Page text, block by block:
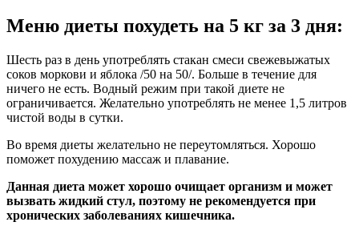
Меню диеты похудеть на 5 кг за 3 дня:
Шесть раз в день употреблять стакан смеси свежевыжатых
соков моркови и яблока /50 на 50/. Больше в течение для
ничего не есть. Водный режим при такой диете не
ограничивается. Желательно употреблять не менее 1,5 литров
чистой воды в сутки.
Во время диеты желательно не переутомляться. Хорошо
поможет похудению массаж и плавание.
Данная диета может хорошо очищает организм и может
вызвать жидкий стул, поэтому не рекомендуется при
хронических заболеваниях кишечника.